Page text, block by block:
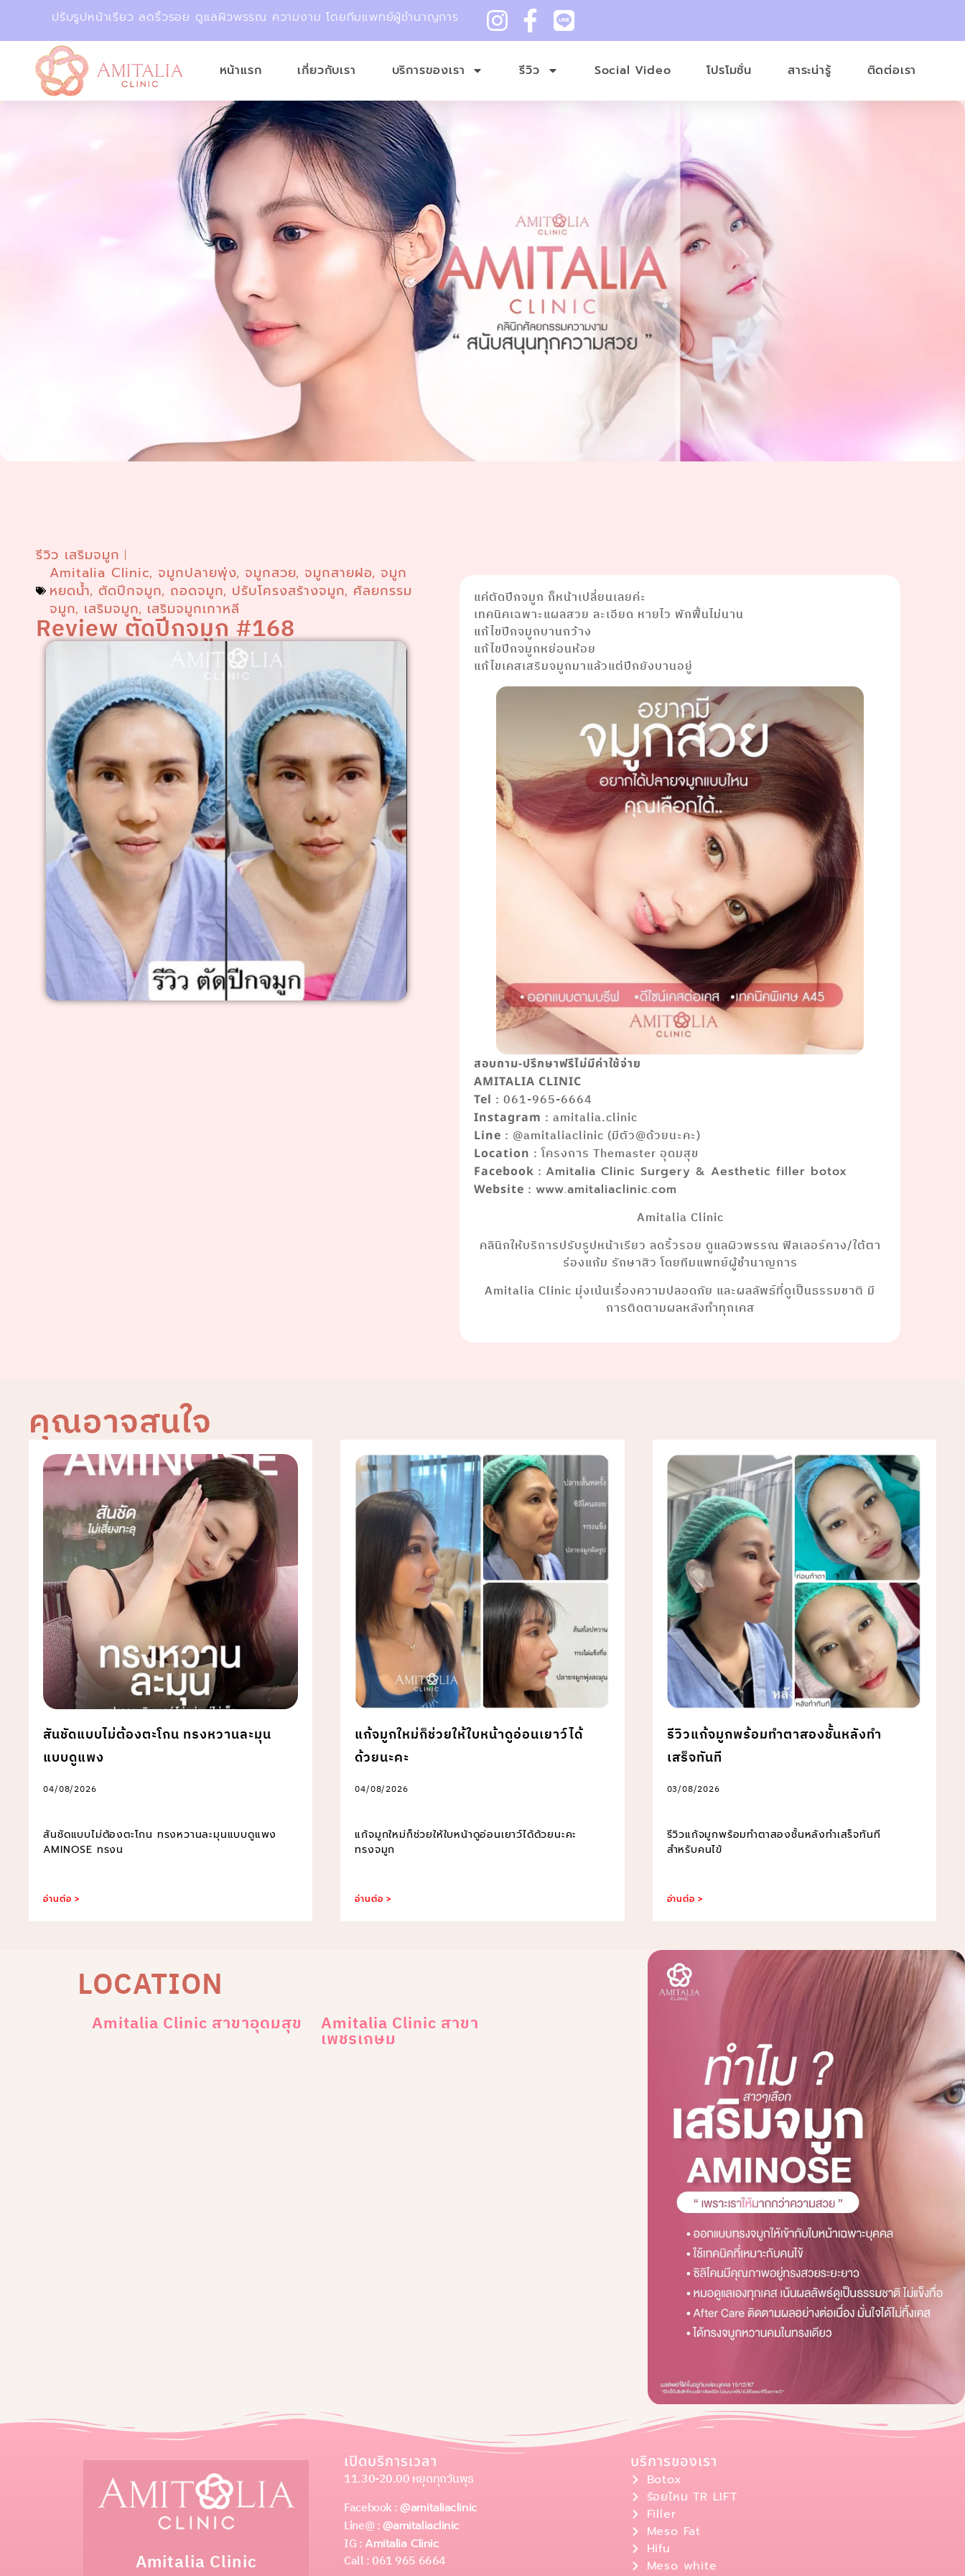
ปรับรูปหน้าเรียว ลดริ้วรอย ดูแลผิวพรรณ ความงาม โดยทีมแพทย์ผู้ชำนาญการ
หน้าแรก เกี่ยวกับเรา บริการของเรา รีวิว Social Video โปรโมชั่น สาระน่ารู้ ติดต่อเรา
รีวิว เสริมจมูก
Amitalia Clinic,จมูกปลายพุ่ง,จมูกสวย,จมูกสายฝอ,จมูก
หยดน้ำ,ตัดปีกจมูก, ถอดจมูก, ปรับโครงสร้างจมูก, ศัลยกรรม
จมูก, เสริมจมูก, เสริมจมูกเกาหลี
Review ตัดปีกจมูก #168
แค่ตัดปีกจมูก ก็หน้าเปลี่ยนเลยค่ะ
เทคนิคเฉพาะแผลสวย ละเอียด หายไว พักฟื้นไม่นาน
แก้ไขปีกจมูกบานกว้าง
แก้ไขปีกจมูกหย่อนห้อย
แก้ไขเคสเสริมจมูกมาแล้วแต่ปีกยังบานอยู่
สอบถาม-ปรึกษาฟรีไม่มีค่าใช้จ่าย
AMITALIA CLINIC
Tel : 061-965-6664
Instagram : amitalia.clinic
Line : @amitaliaclinic (มีตัว@ด้วยนะคะ)
Location : โครงการ Themaster อุดมสุข
Facebook :Amitalia Clinic Surgery & Aesthetic filler botox
Website :www.amitaliaclinic.com
Amitalia Clinic
คลินิกให้บริการปรับรูปหน้าเรียว ลดริ้วรอย ดูแลผิวพรรณ ฟิลเลอร์คาง/ใต้ตา
ร่องแก้ม รักษาสิว โดยทีมแพทย์ผู้ชำนาญการ
Amitalia Clinic มุ่งเน้นเรื่องความปลอดภัย และผลลัพธ์ที่ดูเป็นธรรมชาติ มี
การติดตามผลหลังทำทุกเคส
คุณอาจสนใจ
สันชัดแบบไม่ต้องตะโกน ทรงหวานละมุน
แบบดูแพง
04/08/2026
สันชัดแบบไม่ต้องตะโกน ทรงหวานละมุนแบบดูแพง
AMINOSE ทรงน
อ่านต่อ >
แก้จมูกใหม่ก็ช่วยให้ใบหน้าดูอ่อนเยาว์ได้
ด้วยนะคะ
04/08/2026
แก้จมูกใหม่ก็ช่วยให้ใบหน้าดูอ่อนเยาว์ได้ด้วยนะคะ
ทรงจมูก
อ่านต่อ >
รีวิวแก้จมูกพร้อมทำตาสองชั้นหลังทำ
เสร็จทันที
03/08/2026
รีวิวแก้จมูกพร้อมทำตาสองชั้นหลังทำเสร็จทันที
สำหรับคนไข้
อ่านต่อ >
LOCATION
Amitalia Clinic สาขาอุดมสุข Amitalia Clinic สาขา
เพชรเกษม
Amitalia Clinic
เปิดบริการเวลา
11.30-20.00 หยุดทุกวันพุธ
Facebook :@amitaliaclinic
Line@ :@amitaliaclinic
IG : Amitalia Clinic
Call : 061 965 6664
บริการของเรา
Botox
ร้อยไหม TR LIFT
Filler
Meso Fat
Hifu
Meso white